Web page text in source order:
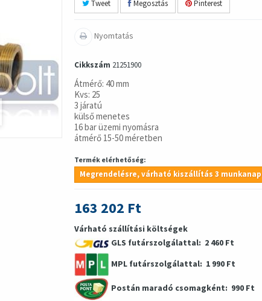
Tweet Megosztás Pinterest
Nyomtatás
Cikkszám 21251900
Átmérő: 40 mm
Kvs: 25
3 járatú
külső menetes
16 bar üzemi nyomásra
átmérő 15-50 méretben
Termék elérhetőség:
Megrendelésre, várható kiszállítás 3 munkanap
163 202 Ft
Várható szállítási költségek
GLS futárszolgálattal: 2 460 Ft
MPL futárszolgálattal: 1 990 Ft
Postán maradó csomagként: 990 Ft